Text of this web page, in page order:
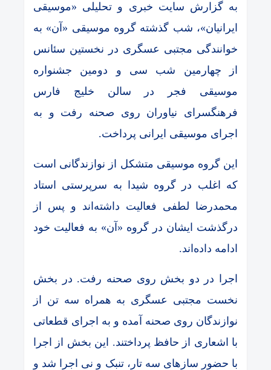
به گزارش سایت خبری و تحلیلی «موسیقی
ایرانیان»، شب گذشته گروه موسیقی «آن» به
خوانندگی مجتبی عسگری در نخستین سئانس
از چهارمین شب سی و دومین جشنواره
موسیقی فجر در سالن خلیج فارس
فرهنگسرای نیاوران روی صحنه رفت و به
اجرای موسیقی ایرانی پرداخت.
این گروه موسیقی متشکل از نوازندگانی است
که اغلب در گروه شیدا به سرپرستی استاد
محمدرضا لطفی فعالیت داشته‌اند و پس از
درگذشت ایشان در گروه «آن» به فعالیت خود
ادامه داده‌اند.
اجرا در دو بخش روی صحنه رفت. در بخش
نخست مجتبی عسگری به همراه سه تن از
نوازندگان روی صحنه آمده و به اجرای قطعاتی
با اشعاری از حافظ پرداختند. این بخش از اجرا
با حضور سازهای سه تار، تنبک و نی اجرا شد و